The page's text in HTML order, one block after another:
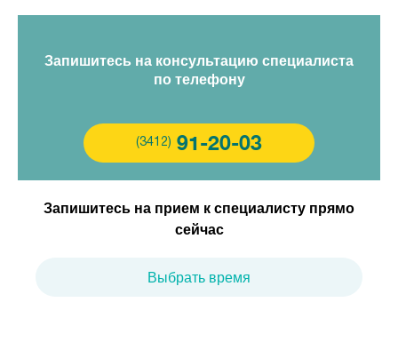
Запишитесь на консультацию специалиста
по телефону
(3412) 91-20-03
Запишитесь на прием к специалисту прямо
сейчас
Выбрать время